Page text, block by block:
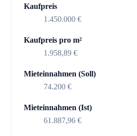
Kaufpreis
1.450.000 €
Kaufpreis pro m²
1.958,89 €
Mieteinnahmen (Soll)
74.200 €
Mieteinnahmen (Ist)
61.887,96 €